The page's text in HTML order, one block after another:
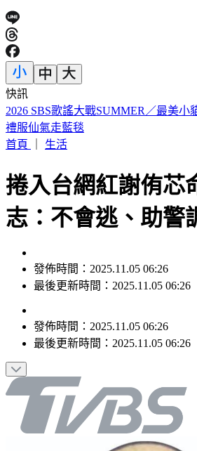
快訊
濱海作戰區指揮部首次參訓！驗證近
首頁｜ 生活
捲入台網紅謝侑
志：不會逃、助警
最後更新時間：2025.11.05 06:26
最後更新時間：2025.11.05 06:26